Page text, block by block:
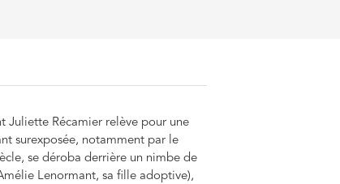
Juliette Récamier relève pour une
surexposée, notamment par le
se déroba derrière un nimbe de
Lenormant, sa fille adoptive),